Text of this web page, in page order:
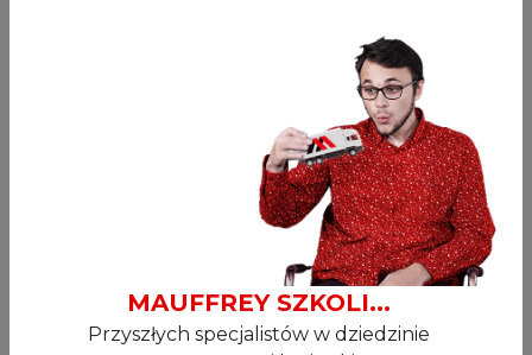
MAUFFREY SZKOLI...
Przyszłych specjalistów w dziedzinie